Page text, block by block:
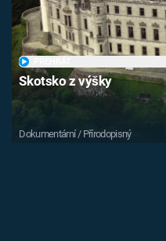
Skotsko z výšky
Dokumentární / Přírodopisný